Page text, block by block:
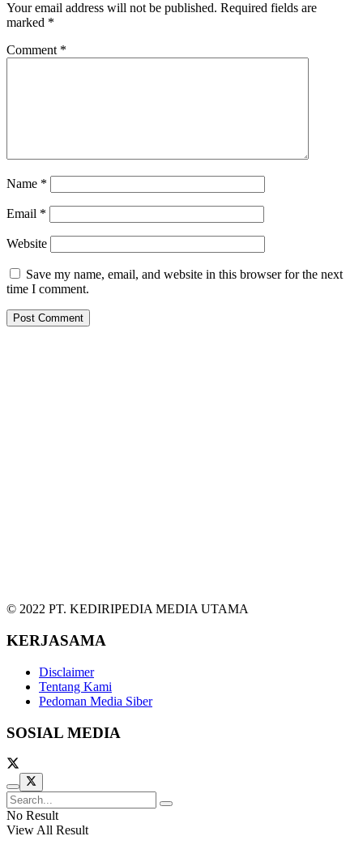
Your email address will not be published. Required fields are
marked *
Comment *
Name *
Email *
Website
Save my name, email, and website in this browser for the next
time I comment.
© 2022 PT. KEDIRIPEDIA MEDIA UTAMA
KERJASAMA
Disclaimer
Tentang Kami
Pedoman Media Siber
SOSIAL MEDIA
No Result
View All Result